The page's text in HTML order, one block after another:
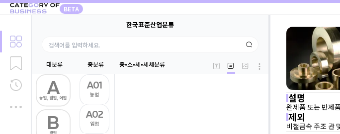
BETA
한국표준산업분류
대분류 중분류 중•소•세•세세분류
A
농업, 임업, 어업
B
광업
A01
농업
A02
임업
설명
완제품 또는 반제
제외
비철금속 주조 관